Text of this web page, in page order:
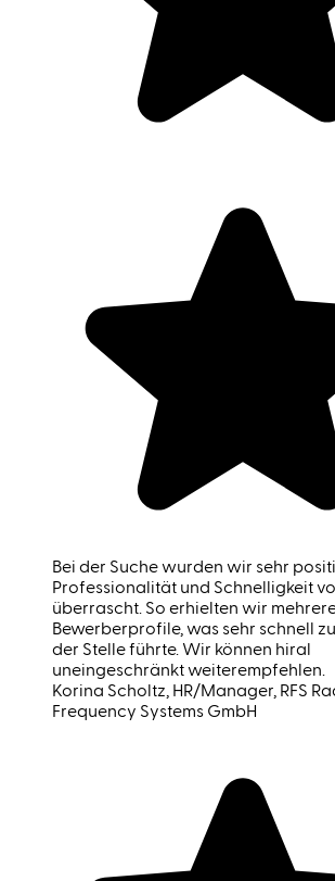
Bei der Suche wurden wir sehr
Professionalität und Schnelligkeit
überrascht. So erhielten wir
Bewerberprofile, was sehr schnell
der Stelle führte. Wir können hiral
uneingeschränkt weiterempfehlen.
Korina Scholtz, HR/Manager, RFS
Frequency Systems GmbH